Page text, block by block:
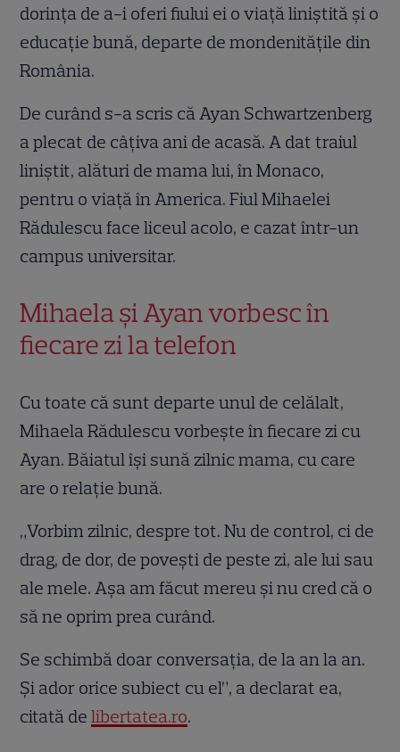
dorința de a-i oferi fiului ei o viață liniștită și o
educație bună, departe de mondenitățile din
România.
De curând s-a scris că Ayan Schwartzenberg
a plecat de câțiva ani de acasă. A dat traiul
liniștit, alături de mama lui, în Monaco,
pentru o viață în America. Fiul Mihaelei
Rădulescu face liceul acolo, e cazat într-un
campus universitar.
Mihaela și Ayan vorbesc în
fiecare zi la telefon
Cu toate că sunt departe unul de celălalt,
Mihaela Rădulescu vorbește în fiecare zi cu
Ayan. Băiatul își sună zilnic mama, cu care
are o relație bună.
„Vorbim zilnic, despre tot. Nu de control, ci de
drag, de dor, de povești de peste zi, ale lui sau
ale mele. Așa am făcut mereu și nu cred că o
să ne oprim prea curând.
Se schimbă doar conversația, de la an la an.
Și ador orice subiect cu el”, a declarat ea,
citată delibertatea.ro.